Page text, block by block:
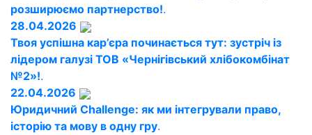
розширюємо партнерство!.
28.04.2026
Твоя успішна кар’єра починається тут: зустріч із
лідером галузі ТОВ «Чернігівський хлібокомбінат
№2»!.
22.04.2026
Юридичний Challenge: як ми інтегрували право,
історію та мову в одну гру.